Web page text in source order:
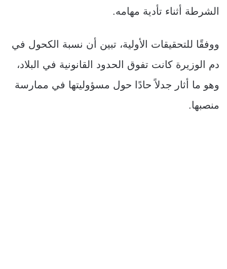
الشرطة أثناء تأدية مهامه.
ووفقًا للتحقيقات الأولية، تبين أن نسبة الكحول في
دم الوزيرة كانت تفوق الحدود القانونية في البلاد،
وهو ما أثار جدلاً حادًا حول مسؤوليتها في ممارسة
منصبها.